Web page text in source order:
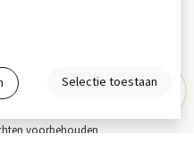
voorbehouden
interieuradvies
Selectie toestaan